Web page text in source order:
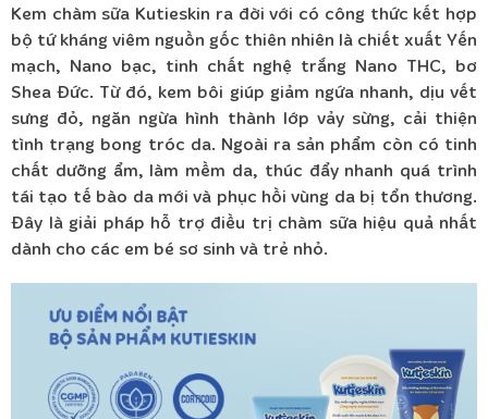
Kem chàm sữa Kutieskin ra đời với có công thức kết hợp
bộ tứ kháng viêm nguồn gốc thiên nhiên là chiết xuất Yến
mạch, Nano bạc, tinh chất nghệ trắng Nano THC, bơ
Shea Đức. Từ đó, kem bôi giúp giảm ngứa nhanh, dịu vết
sưng đỏ, ngăn ngừa hình thành lớp vảy sừng, cải thiện
tình trạng bong tróc da. Ngoài ra sản phẩm còn có tinh
chất dưỡng ẩm, làm mềm da, thúc đẩy nhanh quá trình
tái tạo tế bào da mới và phục hồi vùng da bị tổn thương.
Đây là giải pháp hỗ trợ điều trị chàm sữa hiệu quả nhất
dành cho các em bé sơ sinh và trẻ nhỏ.